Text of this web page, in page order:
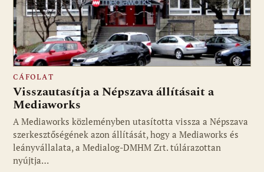
CÁFOLAT
Visszautasítja a Népszava állításait a
Mediaworks
A Mediaworks közleményben utasította vissza a Népszava
szerkesztőségének azon állítását, hogy a Mediaworks és
leányvállalata, a Medialog-DMHM Zrt. túlárazottan
nyújtja…